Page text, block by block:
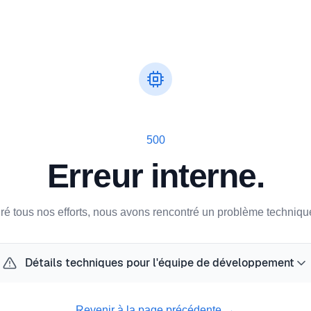
500
Erreur interne.
tous nos efforts, nous avons rencontré un problème
Détails techniques pour l'équipe de développement